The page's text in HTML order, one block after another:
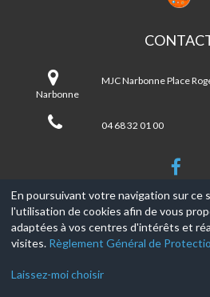
Narbonne
MJC Narbonne Place
Narbonne
04 68 32 01 00
© 2017-2026, Ce site est
CGV
En poursuivant votre navigation sur ce
l'utilisation de cookies afin de vous
adaptées à vos centres d'intérêts et
visites. Règlement Général de
Laissez-moi choisir